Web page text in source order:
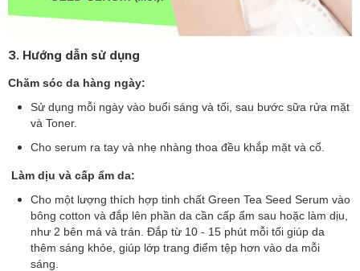
3. Hướng dẫn sử dụng
Chăm sóc da hàng ngày:
Sử dụng mỗi ngày vào buổi sáng và tối, sau bước sữa rửa mặt
và Toner.
Cho serum ra tay và nhẹ nhàng thoa đều khắp mặt và cổ.
Làm dịu và cấp ẩm da:
Cho một lượng thích hợp tinh chất Green Tea Seed Serum vào
bông cotton và đắp lên phần da cần cấp ẩm sau hoặc làm dịu,
như 2 bên má và trán. Đắp từ 10 - 15 phút mỗi tối giúp da
thêm sáng khỏe, giúp lớp trang điểm tệp hơn vào da mỗi
sáng.